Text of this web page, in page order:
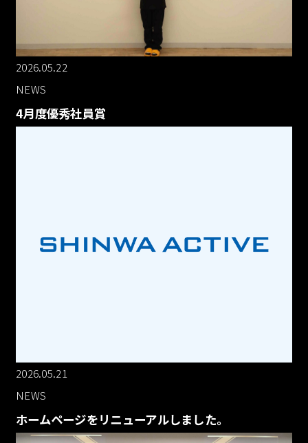
2026.05.22
NEWS
4月度優秀社員賞
2026.05.21
NEWS
ホームページをリニューアルしました。